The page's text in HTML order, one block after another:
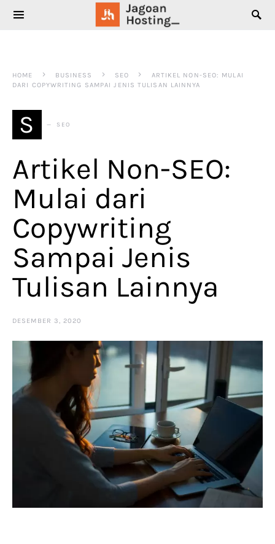
SEARCH FOR:
HOME BUSINESS SEO
ARTIKEL NON-SEO: MULAI
DARI COPYWRITING SAMPAI JENIS TULISAN LAINNYA
S SEO
Artikel Non-SEO:
Mulai dari
Copywriting
Sampai Jenis
Tulisan Lainnya
DESEMBER 3, 2020